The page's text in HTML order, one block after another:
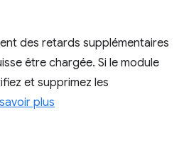
des retards supplémentaires
être chargée. Si le module
et supprimez les
plus